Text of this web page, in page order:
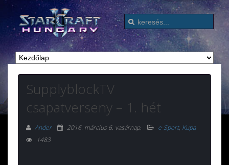
SupplyblockTV
csapatverseny – 1. hét
Ander 2016. március 6. vasárnap. e-Sport, Kupa
1483